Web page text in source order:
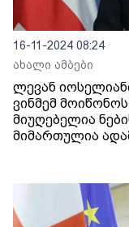
16-11-2024 08:24
ახალი ამბები
ლევან
ვინმემ
მიუღებელია
მიმართულია